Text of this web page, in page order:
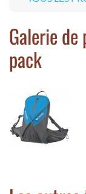
Galerie
pack